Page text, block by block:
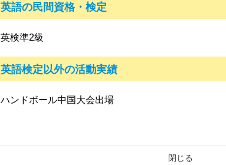
英語の民間資格・検定
英検準2級
英語検定以外の活動実績
ハンドボール中国大会出場
閉じる